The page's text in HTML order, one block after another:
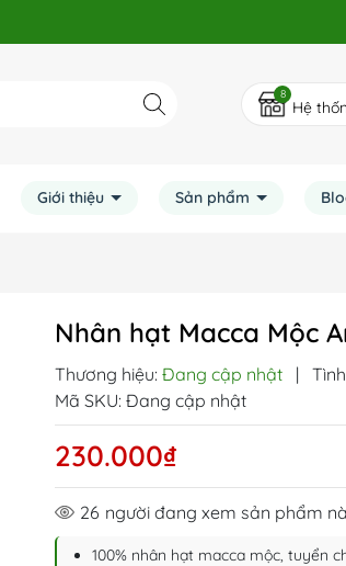
8
Hệ
Giới thiệu Sản phẩm
Nhân hạt Macca Mộc
Thương hiệu: Đang cập nhật |
Mã SKU: Đang cập nhật
230.000₫
26 người đang xem sản phẩm
100% nhân hạt macca mộc, tuyển